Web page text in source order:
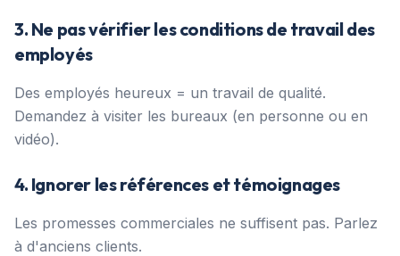
3. Ne pas vérifier les conditions de travail des
employés
Des employés heureux = un travail de qualité.
Demandez à visiter les bureaux (en personne ou en
vidéo).
4. Ignorer les références et témoignages
Les promesses commerciales ne suffisent pas. Parlez
à d'anciens clients.